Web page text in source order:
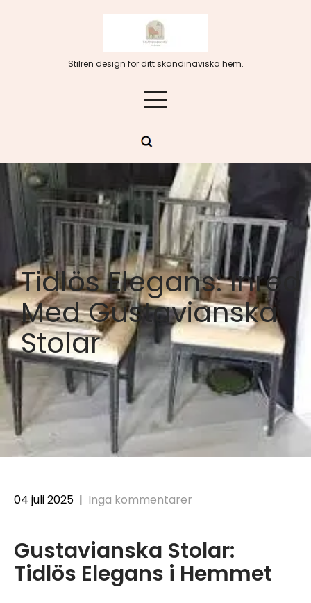
Stilren design för ditt skandinaviska hem.
Tidlös Elegans: Inred
Med Gustavianska
Stolar
04 juli 2025 | Inga kommentarer
Gustavianska Stolar:
Tidlös Elegans i Hemmet